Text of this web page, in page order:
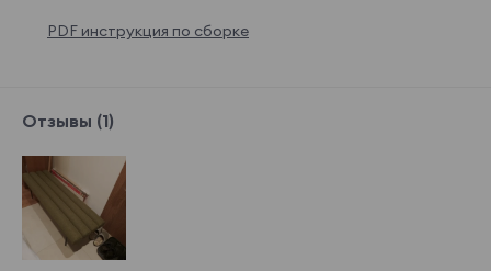
PDF инструкция по сборке
Отзывы (1)